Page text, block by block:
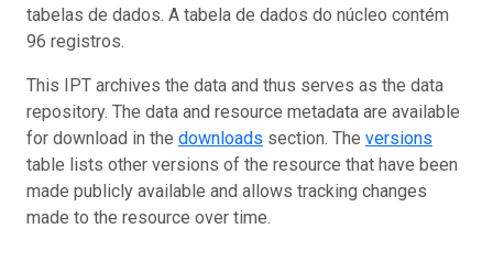
tabelas de dados. A tabela de dados do núcleo contém
96 registros.
This IPT archives the data and thus serves as the data
repository. The data and resource metadata are available
for download in the downloads section. The versions
table lists other versions of the resource that have been
made publicly available and allows tracking changes
made to the resource over time.